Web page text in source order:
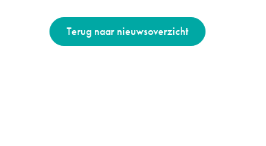
Terug naar nieuwsoverzicht